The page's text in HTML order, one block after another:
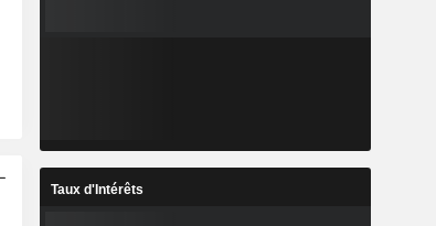
Taux d'Intérêts